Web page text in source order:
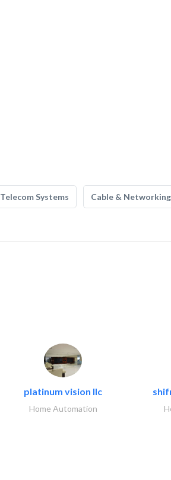
Telecom Systems Cable & Networking
platinum vision llc
Home Automation